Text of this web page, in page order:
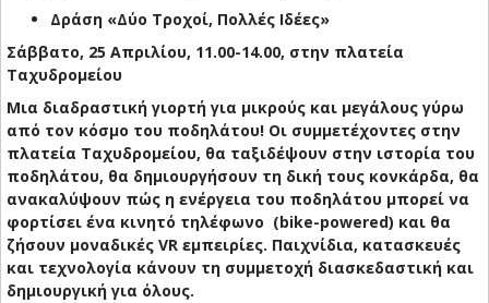
Δράση «Δύο Τροχοί, Πολλές Ιδέες»
Σάββατο, 25 Απριλίου, 11.00-14.00, στην πλατεία
Ταχυδρομείου
Μια διαδραστική γιορτή για μικρούς και μεγάλους γύρω
από τον κόσμο του ποδηλάτου! Οι συμμετέχοντες στην
πλατεία Ταχυδρομείου, θα ταξιδέψουν στην ιστορία του
ποδηλάτου, θα δημιουργήσουν τη δική τους κονκάρδα, θα
ανακαλύψουν πώς η ενέργεια του ποδηλάτου μπορεί να
φορτίσει ένα κινητό τηλέφωνο (bike-powered) και θα
ζήσουν μοναδικές VR εμπειρίες. Παιχνίδια, κατασκευές
και τεχνολογία κάνουν τη συμμετοχή διασκεδαστική και
δημιουργική για όλους.